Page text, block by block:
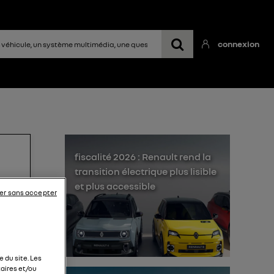
connexion
fiscalité 2026 : Renault rend la
transition électrique plus lisible
et plus accessible
du site. Les
et/ou
sans accepter